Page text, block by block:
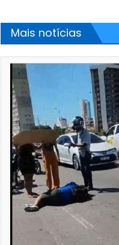
Mais notícias